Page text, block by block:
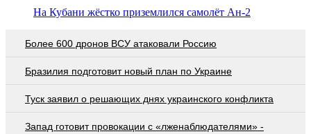
На Кубани жёстко приземлился самолёт Ан-2
Более 600 дронов ВСУ атаковали Россию
Бразилия подготовит новый план по Украине
Туск заявил о решающих днях украинского конфликта
Запад готовит провокации с «лженаблюдателями» -